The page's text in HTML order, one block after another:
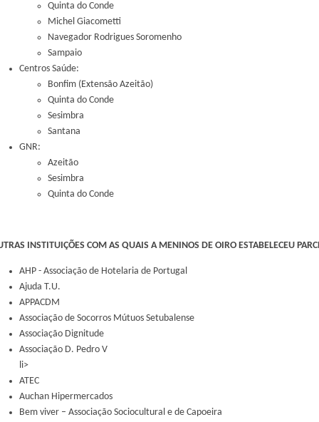
Quinta do Conde
Michel Giacometti
Navegador Rodrigues Soromenho
Sampaio
Centros Saúde:
Bonfim (Extensão Azeitão)
Quinta do Conde
Sesimbra
Santana
GNR:
Azeitão
Sesimbra
Quinta do Conde
INSTITUIÇÕES COM AS QUAIS A MENINOS DE OIRO ESTABELECEU
AHP - Associação de Hotelaria de Portugal
Ajuda T.U.
APPACDM
Associação de Socorros Mútuos Setubalense
Associação Dignitude
Associação D. Pedro V
li>
ATEC
Auchan Hipermercados
Bem viver – Associação Sociocultural e de Capoeira